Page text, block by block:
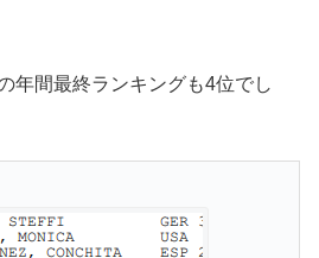
年間最終ランキングも4位でし